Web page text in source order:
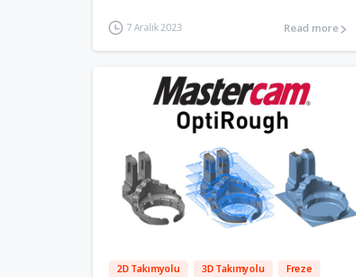
7 Aralık 2023 Read more
5
2D Takımyolu 3D Takımyolu
Freze